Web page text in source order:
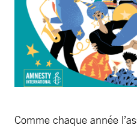
Comme chaque année